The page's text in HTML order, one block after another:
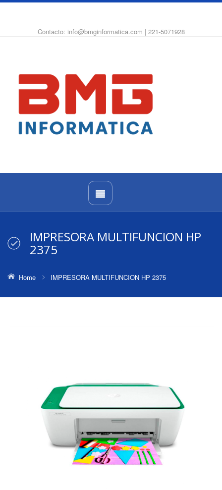
Contacto: info@bmginformatica.com | 221-5071928
IMPRESORA MULTIFUNCION HP
2375
Home IMPRESORA MULTIFUNCION HP 2375